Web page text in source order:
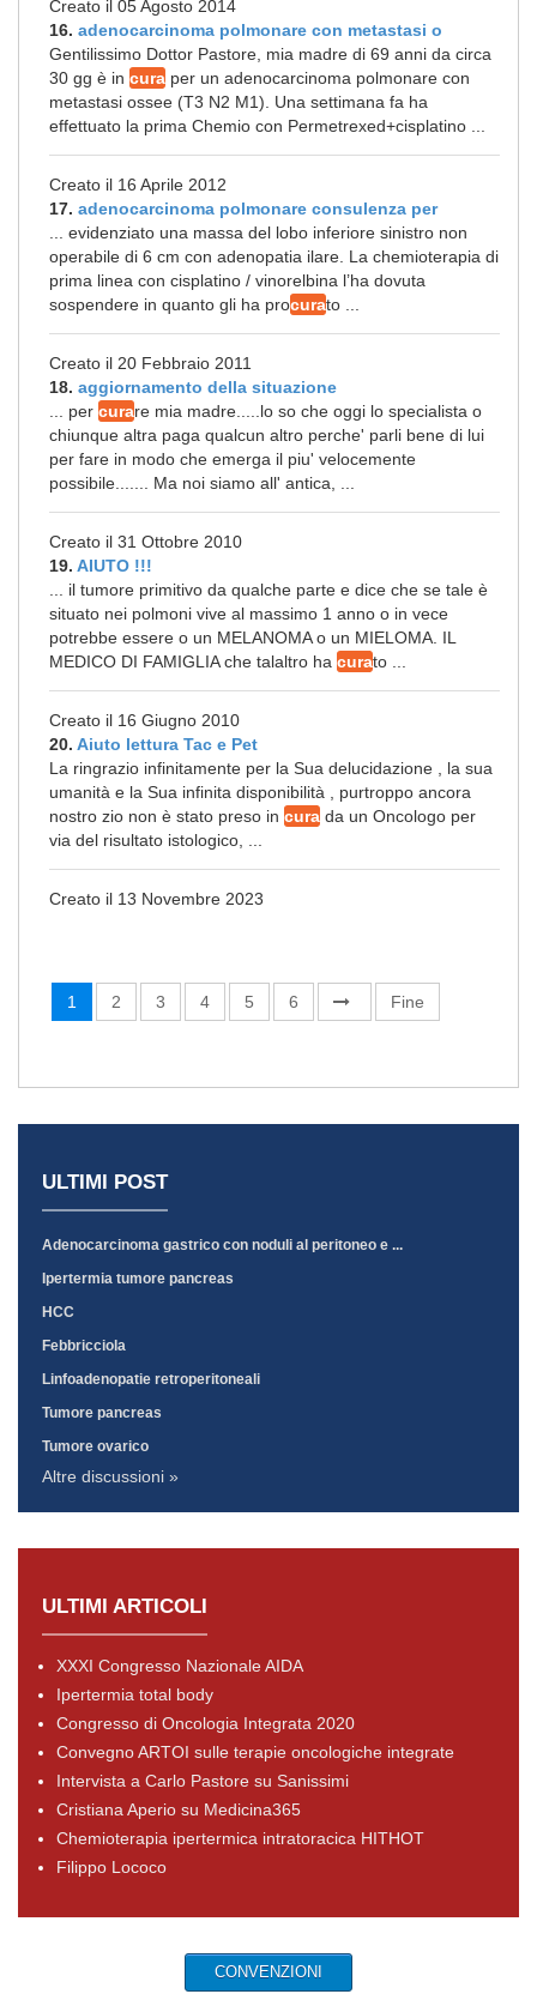
Creato il 05 Agosto 2014
16. adenocarcinoma polmonare con metastasi o
Gentilissimo Dottor Pastore, mia madre di 69 anni da circa
30 gg è in cura per un adenocarcinoma polmonare con
metastasi ossee (T3 N2 M1). Una settimana fa ha
effettuato la prima Chemio con Permetrexed+cisplatino ...
Creato il 16 Aprile 2012
17. adenocarcinoma polmonare consulenza per
... evidenziato una massa del lobo inferiore sinistro non
operabile di 6 cm con adenopatia ilare. La chemioterapia di
prima linea con cisplatino / vinorelbina l’ha dovuta
sospendere in quanto gli ha procurato ...
Creato il 20 Febbraio 2011
18. aggiornamento della situazione
... per curare mia madre.....lo so che oggi lo specialista o
chiunque altra paga qualcun altro perche' parli bene di lui
per fare in modo che emerga il piu' velocemente
possibile....... Ma noi siamo all' antica, ...
Creato il 31 Ottobre 2010
19. AIUTO !!!
... il tumore primitivo da qualche parte e dice che se tale è
situato nei polmoni vive al massimo 1 anno o in vece
potrebbe essere o un MELANOMA o un MIELOMA. IL
MEDICO DI FAMIGLIA che talaltro ha curato ...
Creato il 16 Giugno 2010
20. Aiuto lettura Tac e Pet
La ringrazio infinitamente per la Sua delucidazione , la sua
umanità e la Sua infinita disponibilità , purtroppo ancora
nostro zio non è stato preso in cura da un Oncologo per
via del risultato istologico, ...
Creato il 13 Novembre 2023
1 2 3 4 5 6 Fine
ULTIMI POST
Adenocarcinoma gastrico con noduli al peritoneo e ...
Ipertermia tumore pancreas
HCC
Febbricciola
Linfoadenopatie retroperitoneali
Tumore pancreas
Tumore ovarico
Altre discussioni »
ULTIMI ARTICOLI
XXXI Congresso Nazionale AIDA
Ipertermia total body
Congresso di Oncologia Integrata 2020
Convegno ARTOI sulle terapie oncologiche integrate
Intervista a Carlo Pastore su Sanissimi
Cristiana Aperio su Medicina365
Chemioterapia ipertermica intratoracica HITHOT
Filippo Lococo
CONVENZIONI